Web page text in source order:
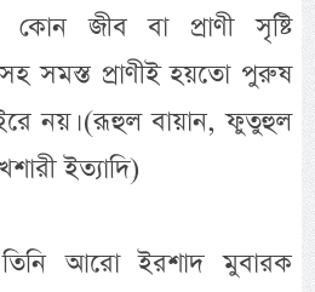
জীব বা প্রাণী সৃষ্টি
সমস্ত প্রাণীই হয়তো পুরুষ
নয়। (রূহুল বায়ান, ফুতুহুল
ইত্যাদি)
আরো ইরশাদ মুবারক